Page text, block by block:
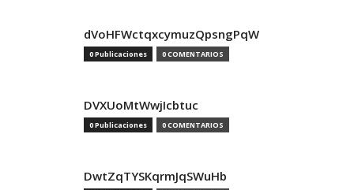
dVoHFWctqxcymuzQpsngPqW
0 Publicaciones 0 COMENTARIOS
DVXUoMtWwjIcbtuc
0 Publicaciones 0 COMENTARIOS
DwtZqTYSKqrmJqSWuHb